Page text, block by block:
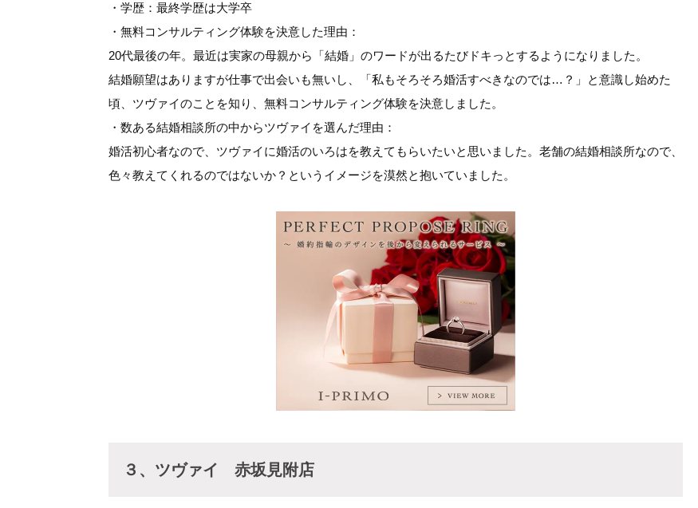
・学歴：最終学歴は大学卒
・無料コンサルティング体験を決意した理由：
20代最後の年。最近は実家の母親から「結婚」のワードが出るたびドキっとするようになりました。
結婚願望はありますが仕事で出会いも無いし、「私もそろそろ婚活すべきなのでは…？」と意識し始めた
頃、ツヴァイのことを知り、無料コンサルティング体験を決意しました。
・数ある結婚相談所の中からツヴァイを選んだ理由：
婚活初心者なので、ツヴァイに婚活のいろはを教えてもらいたいと思いました。老舗の結婚相談所なので、
色々教えてくれるのではないか？というイメージを漠然と抱いていました。
３、ツヴァイ 赤坂見附店